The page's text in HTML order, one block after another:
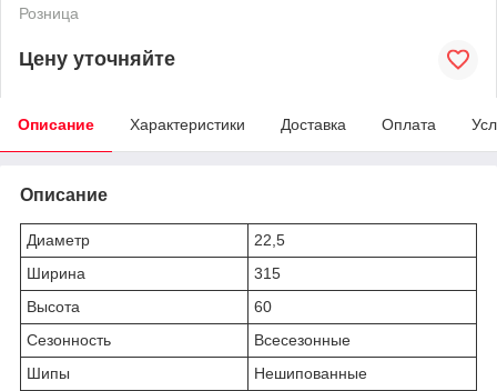
Розница
Цену уточняйте
Описание Характеристики Доставка Оплата
Описание
Диаметр
22,5
Ширина
315
Высота
60
Сезонность
Всесезонные
Шипы
Нешипованные